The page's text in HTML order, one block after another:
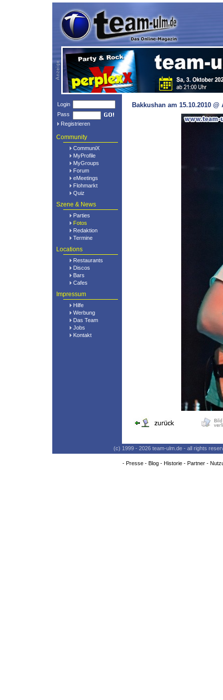
Login
Pass
Registrieren
Community
CommuniX
MyProfile
MyGroups
Forum
eMeetings
Flohmarkt
Quiz
Szene & News
Parties
Fotos
Redaktion
Termine
Locations
Restaurants
Discos
Bars
Cafes
Impressum
Hilfe
Werbung
Das Team
Jobs
Kontakt
Bakkushan am 15.10.2010
(c) 1999 - 2026 team-ulm.de - all rights
- Presse- Blog- Historie- Partner-